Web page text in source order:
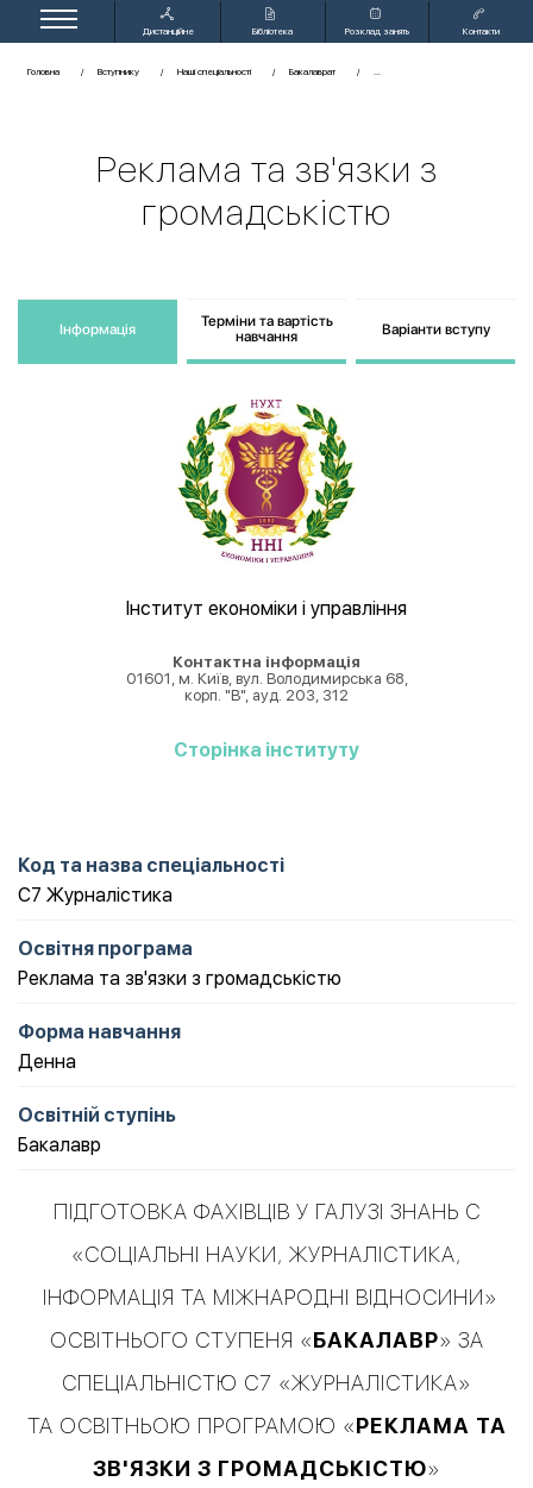
Дистанційне
Бібліотека Розклад занять Контакти
Головна Вступнику Наші спеціальності Бакалаврат
Реклама та зв'язки з
громадськістю
Інформація
Терміни та вартість
навчання
Варіанти вступу
Інститут економіки і управління
Контактна інформація
01601, м. Київ, вул. Володимирська 68,
корп. "В", ауд. 203, 312
Cторінка інституту
Код та назва спеціальності
С7 Журналістика
Освітня програма
Реклама та зв'язки з громадськістю
Форма навчання
Денна
Освітній ступінь
Бакалавр
ПІДГОТОВКА ФАХІВЦІВ У ГАЛУЗІ ЗНАНЬ С
«СОЦІАЛЬНІ НАУКИ, ЖУРНАЛІСТИКА,
ІНФОРМАЦІЯ ТА МІЖНАРОДНІ ВІДНОСИНИ»
ОСВІТНЬОГО СТУПЕНЯ «БАКАЛАВР» ЗА
СПЕЦІАЛЬНІСТЮ С7 «ЖУРНАЛІСТИКА»
ТА ОСВІТНЬОЮ ПРОГРАМОЮ «РЕКЛАМА ТА
ЗВ'ЯЗКИ З ГРОМАДСЬКІСТЮ»